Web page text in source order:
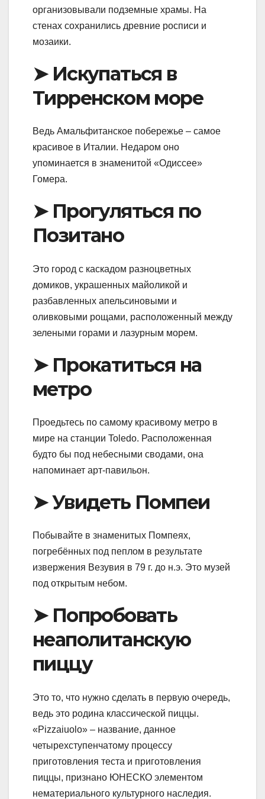
организовывали подземные храмы. На
стенах сохранились древние росписи и
мозаики.
➤ Искупаться в
Тирренском море
Ведь Амальфитанское побережье – самое
красивое в Италии. Недаром оно
упоминается в знаменитой «Одиссее»
Гомера.
➤ Прогуляться по
Позитано
Это город с каскадом разноцветных
домиков, украшенных майоликой и
разбавленных апельсиновыми и
оливковыми рощами, расположенный между
зелеными горами и лазурным морем.
➤ Прокатиться на
метро
Проедьтесь по самому красивому метро в
мире на станции Toledo. Расположенная
будто бы под небесными сводами, она
напоминает арт-павильон.
➤ Увидеть Помпеи
Побывайте в знаменитых Помпеях,
погребённых под пеплом в результате
извержения Везувия в 79 г. до н.э. Это музей
под открытым небом.
➤ Попробовать
неаполитанскую
пиццу
Это то, что нужно сделать в первую очередь,
ведь это родина классической пиццы.
«Pizzaiuolo» – название, данное
четырехступенчатому процессу
приготовления теста и приготовления
пиццы, признано ЮНЕСКО элементом
нематериального культурного наследия.